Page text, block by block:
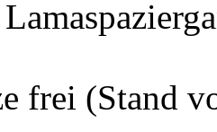
frei (Stand